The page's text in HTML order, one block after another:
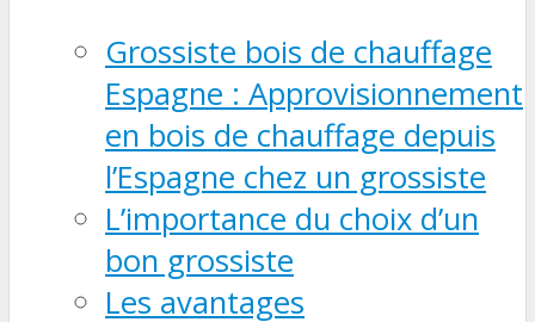
Grossiste bois de chauffage
Espagne : Approvisionnement
en bois de chauffage depuis
l’Espagne chez un grossiste
L’importance du choix d’un
bon grossiste
Les avantages